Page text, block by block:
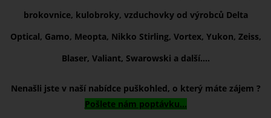
brokovnice, kulobroky, vzduchovky od výrobců Delta
Optical, Gamo, Meopta, Nikko Stirling, Vortex, Yukon, Zeiss,
Blaser, Valiant, Swarowski a další....
Nenašli jste v naší nabídce puškohled, o který máte zájem ?
Pošlete nám poptávku...